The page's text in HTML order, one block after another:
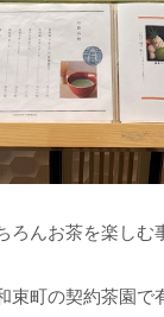
ろんお茶を楽しむ
束町の契約茶園で